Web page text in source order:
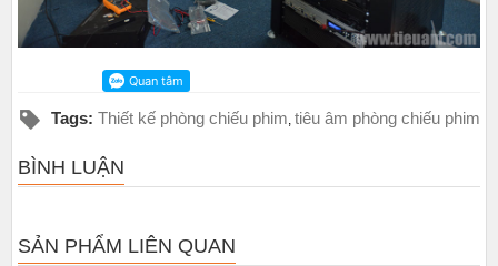
Tags: Thiết kế phòng chiếu phim, tiêu âm phòng chiếu phim
BÌNH LUẬN
SẢN PHẨM LIÊN QUAN